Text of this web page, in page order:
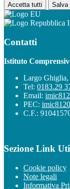
Accetta tutti Salva
Contatti
Istituto
Largo Ghiglia,
Tel: 0183.29
Email:
PEC:
C.F.:
Sezione Link
Cookie policy
Note legali
Informativa